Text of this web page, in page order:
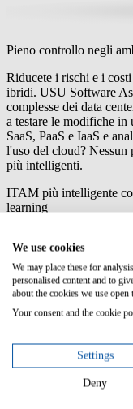
Pieno controllo negli
Riducete i rischi e i
ibridi. USU Software
complesse dei data
a testare le modifiche in
SaaS, PaaS e IaaS e
l'uso del cloud?
più intelligenti.
ITAM più intelligente
learning
panorama IT in modo
degli asset
l'apprendimento
strumenti classificano
fatture e prevedono le
utilizzo. Individuerete
approfondimenti basati
le vostre risorse,
intelligenti in pochi clic.
We use cookies
We may place these for
personalised content and to
about the cookies we use open
Your consent and the cookie
Settings
Deny